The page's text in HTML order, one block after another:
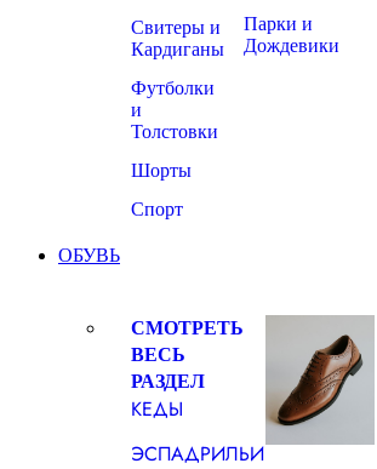
Свитеры и
Кардиганы
Футболки
и
Толстовки
Шорты
Спорт
Парки и
Дождевики
ОБУВЬ
СМОТРЕТЬ
ВЕСЬ
РАЗДЕЛ
КЕДЫ
ЭСПАДРИЛЬИ